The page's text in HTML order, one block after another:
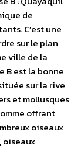
de
C’est une
sur le plan
ville de la
B est la bonne
sur la rive
et mollusques
offrant
oiseaux
oiseaux